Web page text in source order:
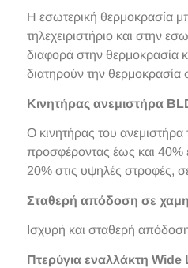
Η εσωτερική θερμοκρασία
τηλεχειριστήριο και στην
διαφορά στην θερμοκρασία
διατηρούν την θερμοκρασία
Κινητήρας ανεμιστήρα
Ο κινητήρας του ανεμιστήρα
προσφέροντας έως και 40%
20% στις υψηλές στροφές,
Σταθερή απόδοση σε
Ισχυρή και σταθερή
Πτερύγια εναλλάκτη